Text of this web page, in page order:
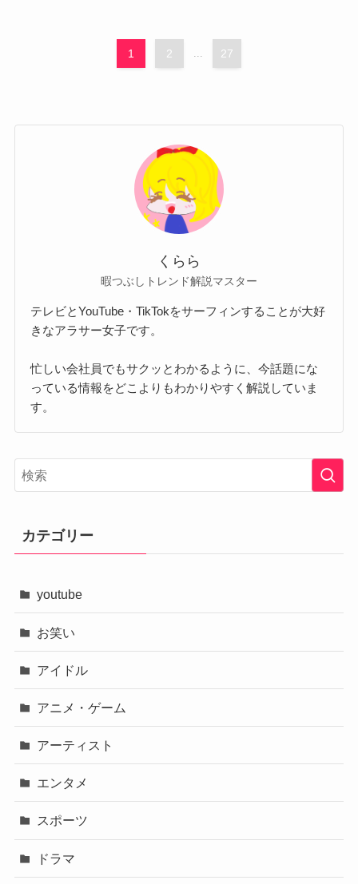
1 2 ... 27
くらら
暇つぶしトレンド解説マスター
テレビとYouTube・TikTokをサーフィンすることが大好
きなアラサー女子です。
忙しい会社員でもサクッとわかるように、今話題にな
っている情報をどこよりもわかりやすく解説していま
す。
カテゴリー
youtube
お笑い
アイドル
アニメ・ゲーム
アーティスト
エンタメ
スポーツ
ドラマ